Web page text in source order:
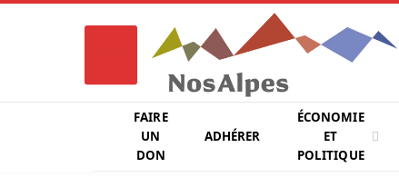
FAIRE
UN
DON
ADHÉRER
ÉCONOMIE
ET
POLITIQUE